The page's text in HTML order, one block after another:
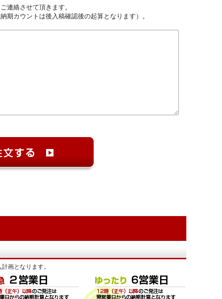
連絡させて頂きます。
期カウントは後入稿確認後の起算となります）。
画となります。